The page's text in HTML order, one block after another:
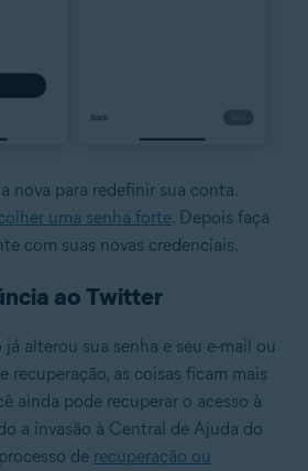
nova para redefinir sua conta.
uma senha forte. Depois faça
com suas novas credenciais.
ao Twitter
alterou sua senha e seu e-mail ou
recuperação, as coisas ficam mais
ainda pode recuperar o acesso à
a invasão à Central de Ajuda do
de recuperação ou